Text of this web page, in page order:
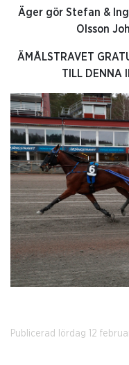
Äger gör Stefan &
Olsson
ÄMÅLSTRAVET
TILL DENNA
Publicerad lördag 12